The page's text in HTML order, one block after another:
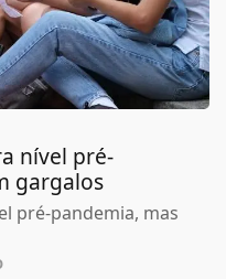
nível pré-
gargalos
pré-pandemia, mas